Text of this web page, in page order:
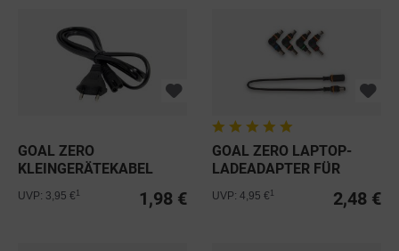
GOAL ZERO
KLEINGERÄTEKABEL
NETZKABEL 2-POLIG...
1,98 €
UVP: 3,95 €
GOAL ZERO LAPTOP-
LADEADAPTER FÜR
2,48 €
UVP: 4,95 €